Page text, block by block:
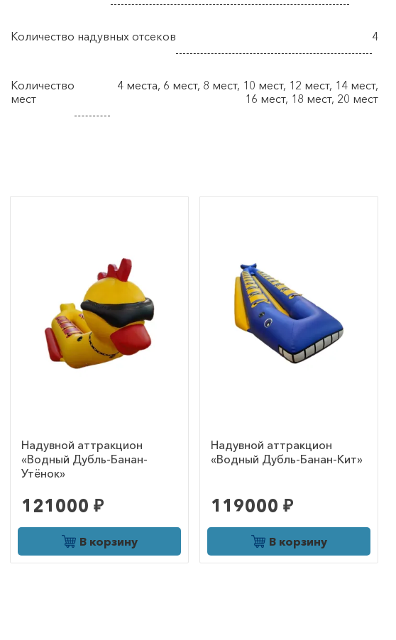
Количество надувных отсеков 4
Количество
мест
4 места, 6 мест, 8 мест, 10 мест, 12 мест, 14 мест,
16 мест, 18 мест, 20 мест
Надувной аттракцион
«Водный Дубль-Банан-
Утёнок»
121000 ₽
В корзину
Надувной аттракцион
«Водный Дубль-Банан-Кит»
119000 ₽
В корзину